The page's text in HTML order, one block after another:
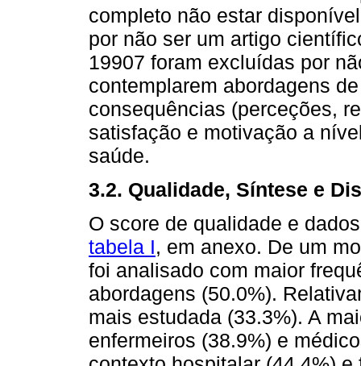
completo não estar
por não ser um artigo
19907 foram excluídas por
contemplarem abordagens
consequências (perceções,
satisfação e motivação a
saúde.
3.2. Qualidade, Síntese e
O score de qualidade e
tabela I, em anexo. De um
foi analisado com maior
abordagens (50.0%).
mais estudada (33.3%). A
enfermeiros (38.9%) e